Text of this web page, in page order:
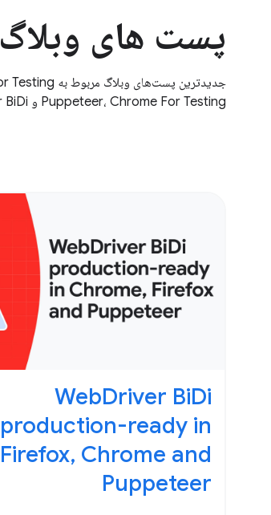
پست های وبلاگ
Puppeteer، Chrome For Testing و WebDriver BiDi را بخوانید.
WebDriver BiDi
production-ready in
Firefox, Chrome and
Puppeteer